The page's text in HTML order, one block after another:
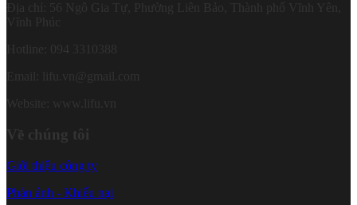
Địa chỉ: 56 Ngô Gia Tự, Phường Liên Bảo, Thành phố Vĩnh Yên,
Hotline: 094 3310388
Về chúng tôi
Giới thiệu công ty
Phản ánh - Khiếu nại